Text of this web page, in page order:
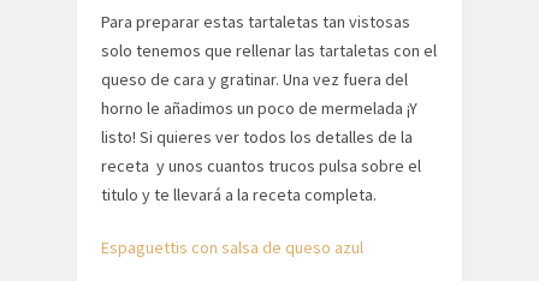
Para preparar estas tartaletas tan vistosas
solo tenemos que rellenar las tartaletas con el
queso de cara y gratinar. Una vez fuera del
horno le añadimos un poco de mermelada ¡Y
listo! Si quieres ver todos los detalles de la
receta y unos cuantos trucos pulsa sobre el
titulo y te llevará a la receta completa.
Espaguettis con salsa de queso azul